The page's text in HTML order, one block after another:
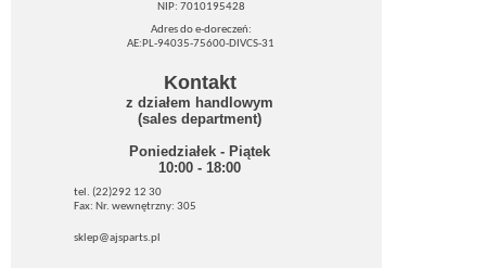
NIP: 7010195428
Adres do e-doreczeń:
AE:PL-94035-75600-DIVCS-31
Kontakt
z działem handlowym
(sales department)
Poniedziałek - Piątek
10:00 - 18:00
tel. (22)292 12 30
Fax: Nr. wewnętrzny: 305
sklep@ajsparts.pl